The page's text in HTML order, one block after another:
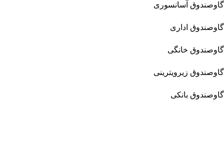
گاوصندوق آسانسوری
گاوصندوق اداری
گاوصندوق خانگی
گاوصندوق زیرویترینی
گاوصندوق بانکی